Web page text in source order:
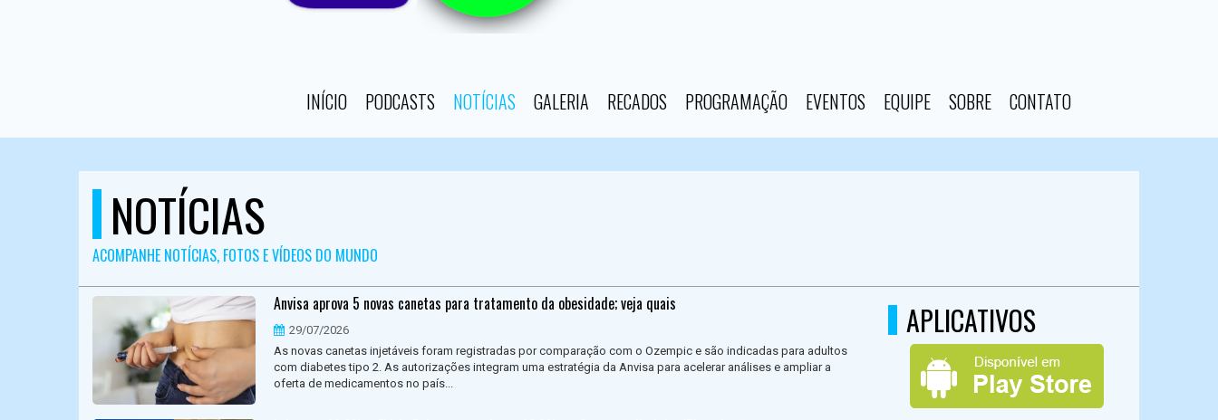
INÍCIO PODCASTS NOTÍCIAS GALERIA RECADOS PROGRAMAÇÃO EVENTOS EQUIPE SOBRE CONTATO
NOTÍCIAS
ACOMPANHE NOTÍCIAS, FOTOS E VÍDEOS DO MUNDO
Anvisa aprova 5 novas canetas para tratamento da obesidade; veja quais
29/07/2026
As novas canetas injetáveis foram registradas por comparação com o Ozempic e são indicadas para adultos
com diabetes tipo 2. As autorizações integram uma estratégia da Anvisa para acelerar análises e ampliar a
oferta de medicamentos no país...
APLICATIVOS